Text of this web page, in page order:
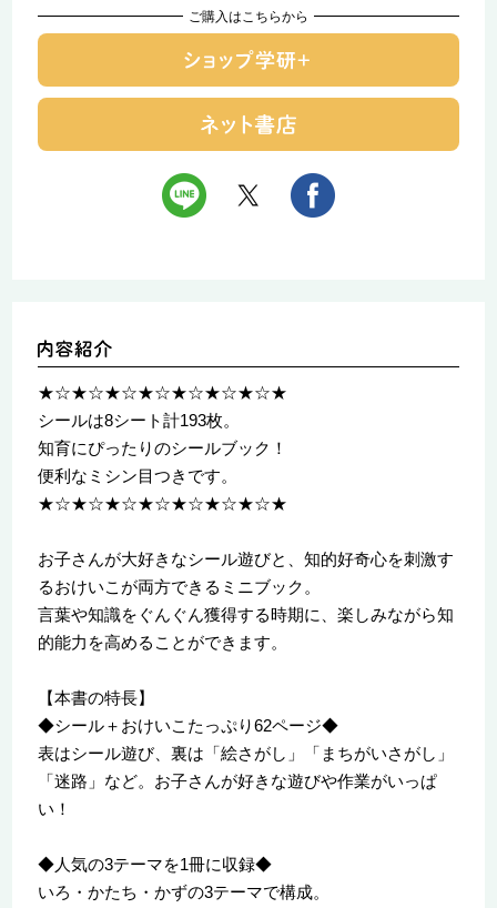
ご購入はこちらから
★☆★☆★☆★☆★☆★☆★☆★
シールは8シート計193枚。
知育にぴったりのシールブック！
便利なミシン目つきです。
★☆★☆★☆★☆★☆★☆★☆★
お子さんが大好きなシール遊びと、知的好奇心を刺激す
るおけいこが両方できるミニブック。
言葉や知識をぐんぐん獲得する時期に、楽しみながら知
的能力を高めることができます。
【本書の特長】
◆シール＋おけいこたっぷり62ページ◆
表はシール遊び、裏は「絵さがし」「まちがいさがし」
「迷路」など。お子さんが好きな遊びや作業がいっぱ
い！
◆人気の3テーマを1冊に収録◆
いろ・かたち・かずの3テーマで構成。